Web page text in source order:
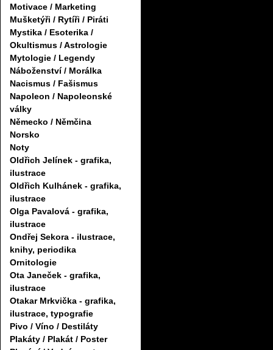
Motivace / Marketing
Mušketýři / Rytíři / Piráti
Mystika / Esoterika /
Okultismus / Astrologie
Mytologie / Legendy
Náboženství / Morálka
Nacismus / Fašismus
Napoleon / Napoleonské
války
Německo / Němčina
Norsko
Noty
Oldřich Jelínek - grafika,
ilustrace
Oldřich Kulhánek - grafika,
ilustrace
Olga Pavalová - grafika,
ilustrace
Ondřej Sekora - ilustrace,
knihy, periodika
Ornitologie
Ota Janeček - grafika,
ilustrace
Otakar Mrkvička - grafika,
ilustrace, typografie
Pivo / Víno / Destiláty
Plakáty / Plakát / Poster